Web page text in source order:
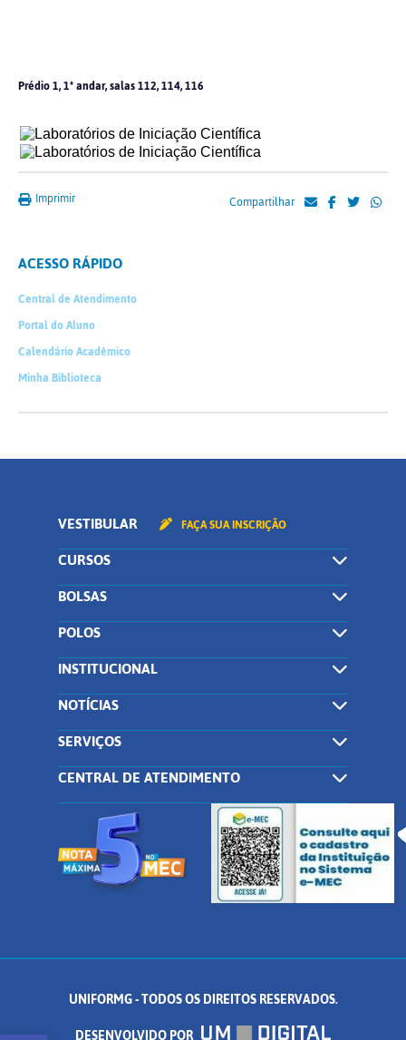
Prédio 1, 1ºandar, salas 112, 114, 116
Imprimir Compartilhar
ACESSO RÁPIDO
Central de Atendimento
Portal do Aluno
Calendário Acadêmico
Minha Biblioteca
VESTIBULAR FAÇA SUA INSCRIÇÃO
CURSOS
BOLSAS
POLOS
INSTITUCIONAL
NOTÍCIAS
SERVIÇOS
CENTRAL DE ATENDIMENTO
UNIFORMG - TODOS OS DIREITOS RESERVADOS.